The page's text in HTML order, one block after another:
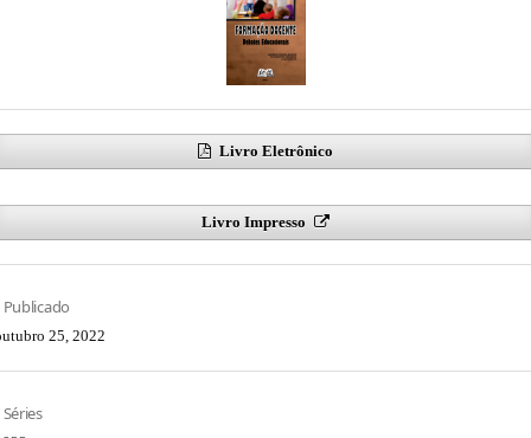
Livro Eletrônico
Livro Impresso
Publicado
25, 2022
Séries